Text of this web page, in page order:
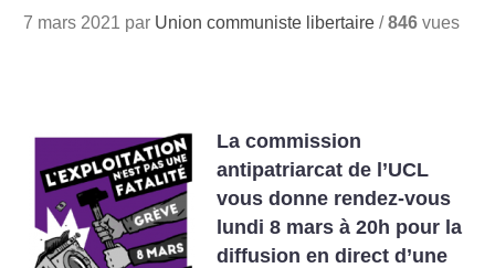
7 mars 2021 par Union communiste libertaire /846 vues
La commission
antipatriarcat de l’UCL
vous donne rendez-vous
lundi 8 mars à 20h pour la
diffusion en direct d’une